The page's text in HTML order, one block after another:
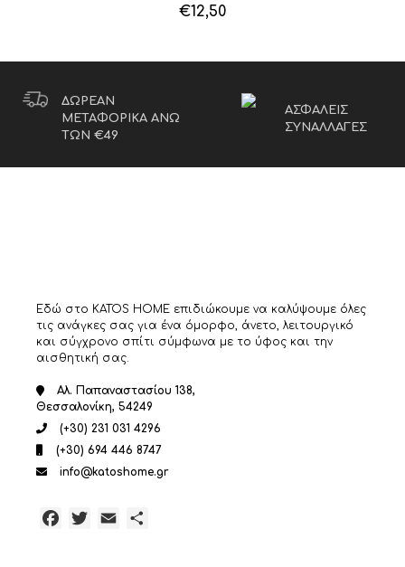
€12,50
ΔΩΡΕΑΝ
ΜΕΤΑΦΟΡΙΚΑ ΑΝΩ
ΤΩΝ €49
ΑΣΦΑΛΕΙΣ
ΣΥΝΑΛΛΑΓΕΣ
Εδώ στο KATOS HOME επιδιώκουμε να καλύψουμε όλες
τις ανάγκες σας για ένα όμορφο, άνετο, λειτουργικό
και σύγχρονο σπίτι σύμφωνα με το ύφος και την
αισθητική σας.
Αλ. Παπαναστασίου 138,
Θεσσαλονίκη, 54249
(+30) 231 031 4296
(+30) 694 446 8747
info@katoshome.gr
Facebook
TwitterEmail